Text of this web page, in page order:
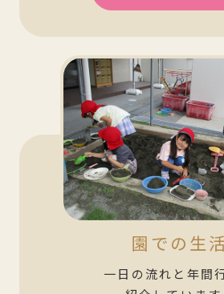
園での生活
一日の流れと年間